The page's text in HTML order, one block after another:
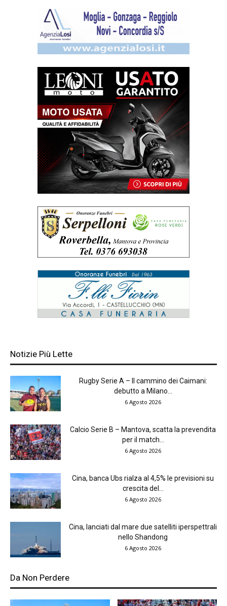
Notizie Più Lette
Rugby Serie A – Il cammino dei Caimani:
debutto a Milano...
6 Agosto 2026
Calcio Serie B – Mantova, scatta la prevendita
per il match...
6 Agosto 2026
Cina, banca Ubs rialza al 4,5% le previsioni su
crescita del...
6 Agosto 2026
Cina, lanciati dal mare due satelliti iperspettrali
nello Shandong
6 Agosto 2026
Da Non Perdere